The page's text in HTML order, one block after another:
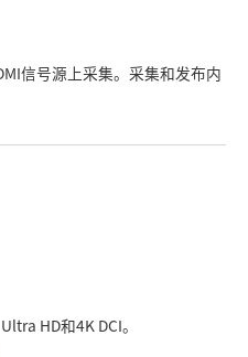
信号源上采集。采集和发布内
HD和4K DCI。